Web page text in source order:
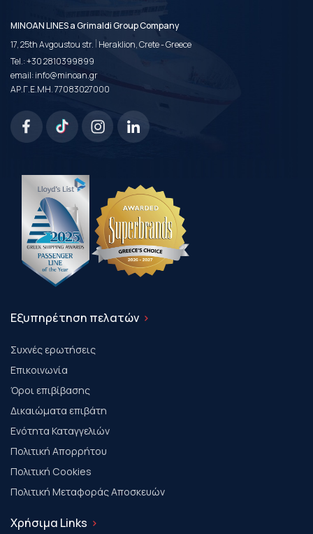
MINOAN LINES a Grimaldi Group Company
17, 25th Avgoustou str. | Heraklion, Crete - Greece
Tel.:+30 2810399899
email:info@minoan.gr
ΑΡ.Γ.Ε.ΜΗ. 77083027000
Εξυπηρέτηση πελατών
Συχνές ερωτήσεις
Επικοινωνία
Όροι επιβίβασης
Δικαιώματα επιβάτη
Ενότητα Καταγγελιών
Πολιτική Απορρήτου
Πολιτική Cookies
Πολιτική Μεταφοράς Αποσκευών
Χρήσιμα Links